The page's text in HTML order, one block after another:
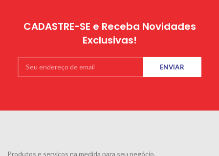
CADASTRE-SE e Receba Novidades
Exclusivas!
Produtos e serviços na medida para seu negócio.